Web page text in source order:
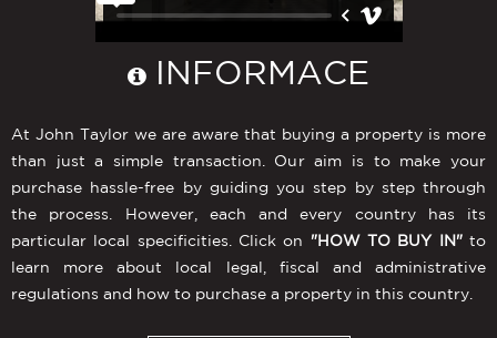
INFORMACE
At John Taylor we are aware that buying a property is more
than just a simple transaction. Our aim is to make your
purchase hassle-free by guiding you step by step through
the process. However, each and every country has its
particular local specificities. Click on "HOW TO BUY IN"to
learn more about local legal, fiscal and administrative
regulations and how to purchase a property in this country.